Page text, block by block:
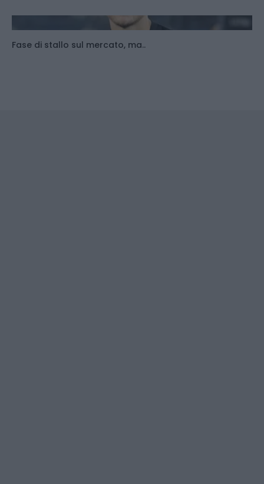
Fase di stallo sul mercato, ma..